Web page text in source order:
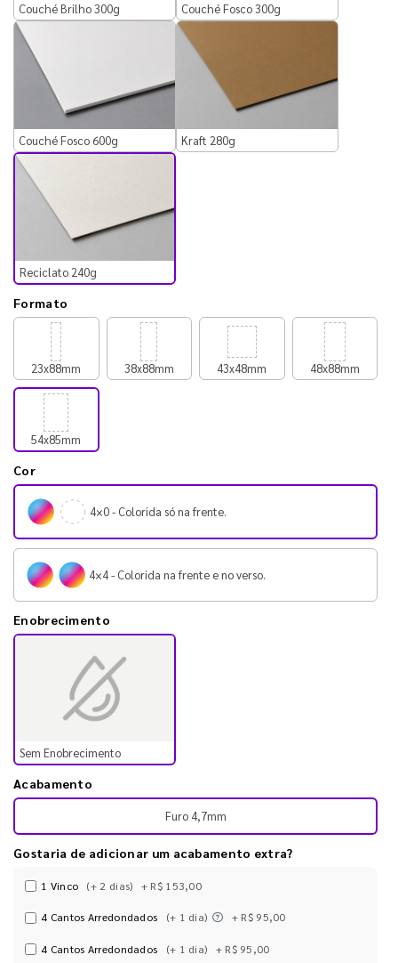
Couché Brilho 300g Couché Fosco 300g
Couché Fosco 600g Kraft 280g
Reciclato 240g
Formato
23x88mm 38x88mm 43x48mm 48x88mm
54x85mm
Cor
4×0 - Colorida só na frente.
4×4 - Colorida na frente e no verso.
Enobrecimento
Sem Enobrecimento
Acabamento
Furo 4,7mm
Gostaria de adicionar um acabamento extra?
1 Vinco (+ 2 dias) + R$ 153,00
4 Cantos Arredondados (+ 1 dia) + R$ 95,00
4 Cantos Arredondados (+ 1 dia) + R$ 95,00